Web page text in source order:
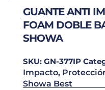
GUANTE ANTI
FOAM DOBLE
SHOWA
SKU: GN-377IP
Impacto,
Showa Best